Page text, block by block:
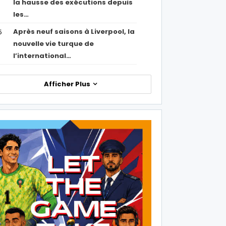
la hausse des exécutions depuis
les…
Après neuf saisons à Liverpool, la
nouvelle vie turque de
l’international…
Afficher Plus